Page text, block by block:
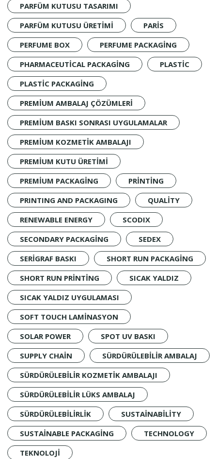
PARFÜM KUTUSU TASARIMI
PARFÜM KUTUSU ÜRETIMI
PARIS
PERFUME BOX
PERFUME PACKAGING
PHARMACEUTICAL PACKAGING
PLASTIC
PLASTIC PACKAGING
PREMIUM AMBALAJ ÇÖZÜMLERI
PREMIUM BASKI SONRASI UYGULAMALAR
PREMIUM KOZMETIK AMBALAJI
PREMIUM KUTU ÜRETIMI
PREMIUM PACKAGING
PRINTING
PRINTING AND PACKAGING
QUALITY
RENEWABLE ENERGY
SCODIX
SECONDARY PACKAGING
SEDEX
SERIGRAF BASKI
SHORT RUN PACKAGING
SHORT RUN PRINTING
SICAK YALDIZ
SICAK YALDIZ UYGULAMASI
SOFT TOUCH LAMINASYON
SOLAR POWER
SPOT UV BASKI
SUPPLY CHAIN
SÜRDÜRÜLEBILIR AMBALAJ
SÜRDÜRÜLEBILIR KOZMETIK AMBALAJI
SÜRDÜRÜLEBILIR LÜKS AMBALAJ
SÜRDÜRÜLEBILIRLIK
SUSTAINABILITY
SUSTAINABLE PACKAGING
TECHNOLOGY
TEKNOLOJI